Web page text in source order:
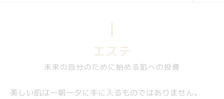
エステ
未来の自分のために始める肌への投資
美しい肌は一朝一夕に手に入るものではありません。